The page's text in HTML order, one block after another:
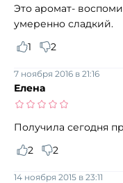
Это аромат-
умеренно сладкий.
1
2
Елена
7 ноября 2016 в 21:16
Получила сегодня
2
2
14 ноября 2015 в 23:11